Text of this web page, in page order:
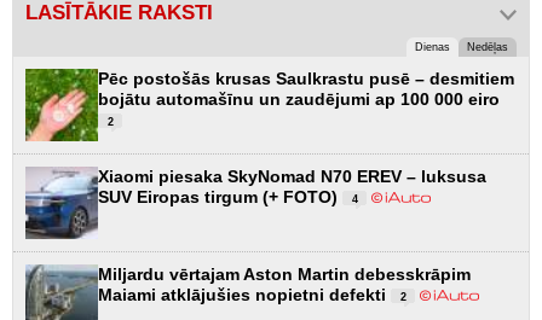
LASĪTĀKIE RAKSTI
Dienas Nedēļas
Pēc postošās krusas Saulkrastu pusē – desmitiem
bojātu automašīnu un zaudējumi ap 100 000 eiro
2
Xiaomi piesaka SkyNomad N70 EREV – luksusa
SUV Eiropas tirgum (+ FOTO)
4
Miljardu vērtajam Aston Martin debesskrāpim
Maiami atklājušies nopietni defekti
2